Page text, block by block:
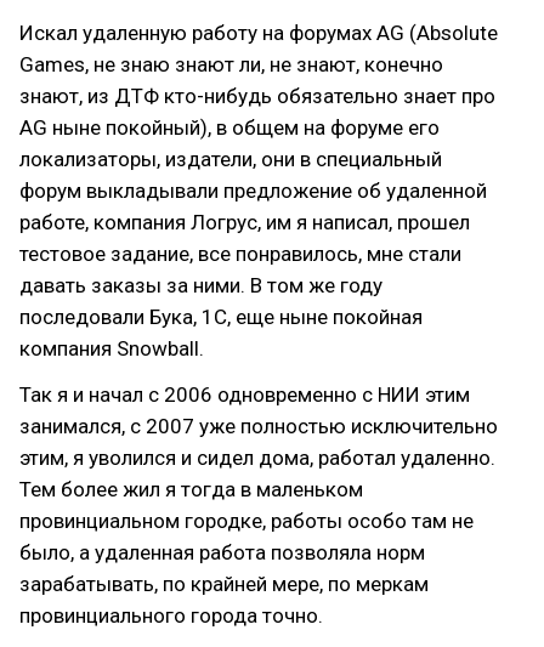
Искал удаленную работу на форумах AG (Absolute
Games, не знаю знают ли, не знают, конечно
знают, из ДТФ кто-нибудь обязательно знает про
AG ныне покойный), в общем на форуме его
локализаторы, издатели, они в специальный
форум выкладывали предложение об удаленной
работе, компания Логрус, им я написал, прошел
тестовое задание, все понравилось, мне стали
давать заказы за ними. В том же году
последовали Бука, 1С, еще ныне покойная
компания Snowball.
Так я и начал с 2006 одновременно с НИИ этим
занимался, с 2007 уже полностью исключительно
этим, я уволился и сидел дома, работал удаленно.
Тем более жил я тогда в маленьком
провинциальном городке, работы особо там не
было, а удаленная работа позволяла норм
зарабатывать, по крайней мере, по меркам
провинциального города точно.